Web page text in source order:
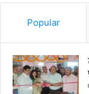
Popular